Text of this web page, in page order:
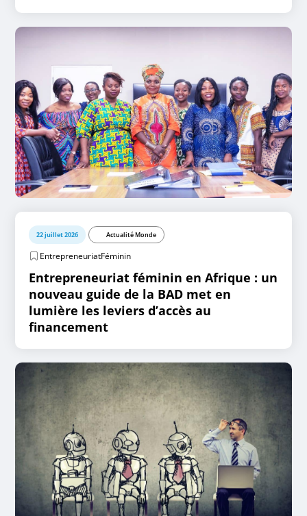
22 juillet 2026 Actualité Monde
EntrepreneuriatFéminin
Entrepreneuriat féminin en Afrique : un
nouveau guide de la BAD met en
lumière les leviers d’accès au
financement